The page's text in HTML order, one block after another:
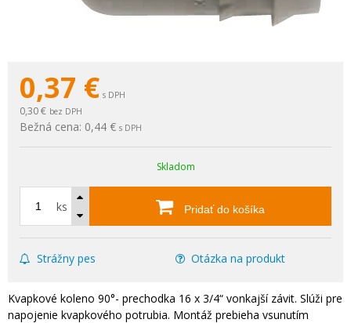
0,37 € s DPH
0,30 € bez DPH
Bežná cena: 0,44 € s DPH
Skladom
ks Pridať do košíka
Strážny pes Otázka na produkt
Kvapkové koleno 90°- prechodka 16 x 3/4“ vonkajší závit. Slúži pre
napojenie kvapkového potrubia. Montáž prebieha vsunutím